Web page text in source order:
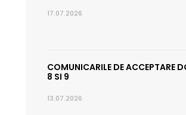
17.07.2026
COMUNICARILE DE ACCEPTARE
8 SI 9
13.07.2026